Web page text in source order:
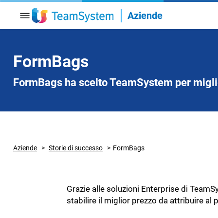
Aziende
TeamSystem Enterprise
Gestionale ERP modulabile e completo
potenziato Intelligenza Artificiale
Commercio
moda, dalla produzione alla vendita
TeamSystem Construction
Tutte le soluzioni per l'edilizia Soluzione
FormBags
FormBags ha scelto TeamSystem per
Aziende Storie di successo FormBags
Grazie alle soluzioni Enterprise di
stabilire il miglior prezzo da attribuire al